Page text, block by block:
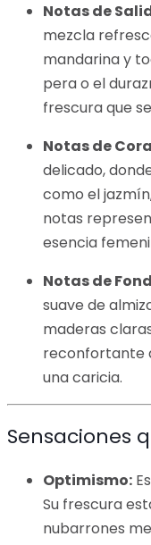
Notas de
mezcla
mandarina y
pera o el
frescura que
Notas de
delicado,
como el
notas
esencia
Notas de
suave de
maderas
reconfortante
una caricia.
Sensaciones
Optimismo:
Su frescura
nubarrones